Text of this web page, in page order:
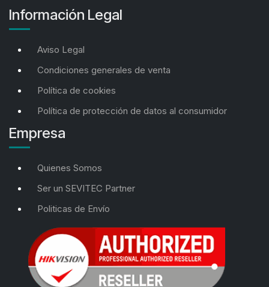
Información Legal
Aviso Legal
Condiciones generales de venta
Política de cookies
Política de protección de datos al consumidor
Empresa
Quienes Somos
Ser un SEVITEC Partner
Politicas de Envío